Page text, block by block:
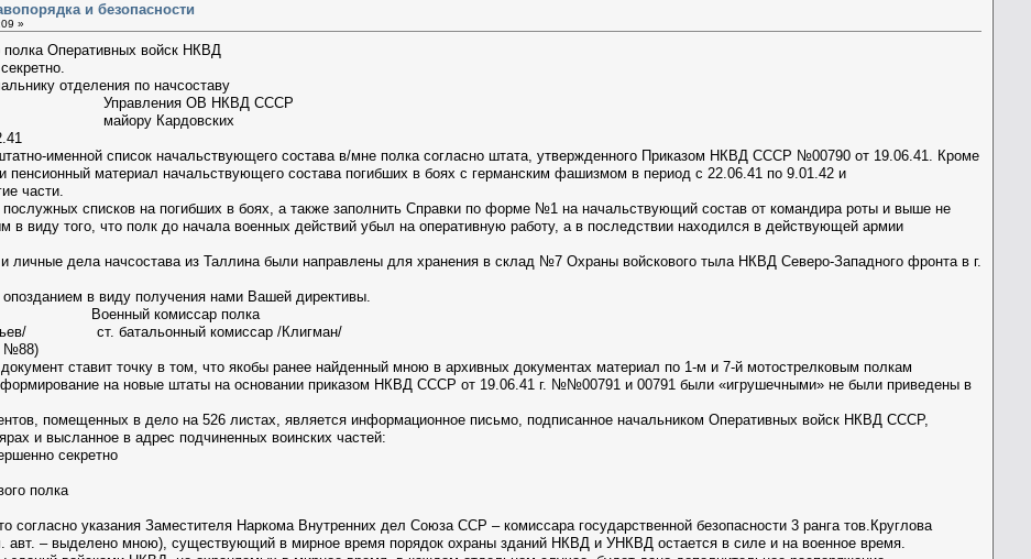
и безопасности
»
Оперативных войск НКВД
по начсоставу
ОВ НКВД СССР
именной список начальствующего состава в/мне полка согласно штата, утвержденного Приказом НКВД СССР №00790 от 19.06.41. Кроме
пенсионный материал начальствующего состава погибших в боях с германским фашизмом в период с 22.06.41 по 9.01.42 и
части.
списков на погибших в боях, а также заполнить Справки по форме №1 на начальствующий состав от командира роты и выше не
в виду того, что полк до начала военных действий убыл на оперативную работу, а в последствии находился в действующей армии
личные дела начсостава из Таллина были направлены для хранения в склад №7 Охраны войскового тыла НКВД Северо-Западного фронта в г.
в виду получения нами Вашей директивы.
Военный комиссар полка
батальонный комиссар /Клигман/
№88)
ставит точку в том, что якобы ранее найденный мною в архивных документах материал по 1-м и 7-й мотострелковым полкам
на новые штаты на основании приказом НКВД СССР от 19.06.41 г. №№00791 и 00791 были «игрушечными» не были приведены в
помещенных в дело на 526 листах, является информационное письмо, подписанное начальником Оперативных войск НКВД СССР,
и высланное в адрес подчиненных воинских частей:
секретно
полка
согласно указания Заместителя Наркома Внутренних дел Союза ССР – комиссара государственной безопасности 3 ранга тов.Круглова
авт. – выделено мною), существующий в мирное время порядок охраны зданий НКВД и УНКВД остается в силе и на военное время.